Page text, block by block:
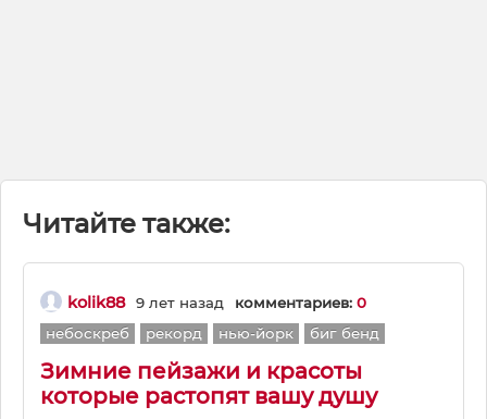
Читайте также:
kolik88 9 лет назад комментариев: 0
небоскреб
рекорд нью-йорк биг бенд
Зимние пейзажи и красоты
которые растопят вашу душу